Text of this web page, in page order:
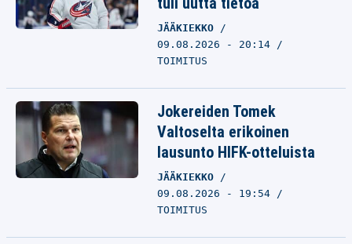
JÄÄKIEKKO
09.08.2026 - 20:14
TOIMITUS
Jokereiden Tomek
Valtoselta erikoinen
lausunto HIFK-otteluista
JÄÄKIEKKO
09.08.2026 - 19:54
TOIMITUS